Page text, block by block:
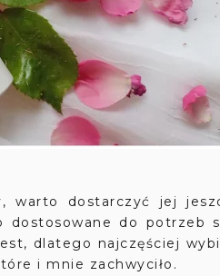
dostarczyć jej
dostosowane do potrzeb
dlatego najczęściej
i mnie zachwyciło.